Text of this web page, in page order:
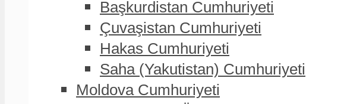
Başkurdistan Cumhuriyeti
Çuvaşistan Cumhuriyeti
Hakas Cumhuriyeti
Saha (Yakutistan) Cumhuriyeti
Moldova Cumhuriyeti